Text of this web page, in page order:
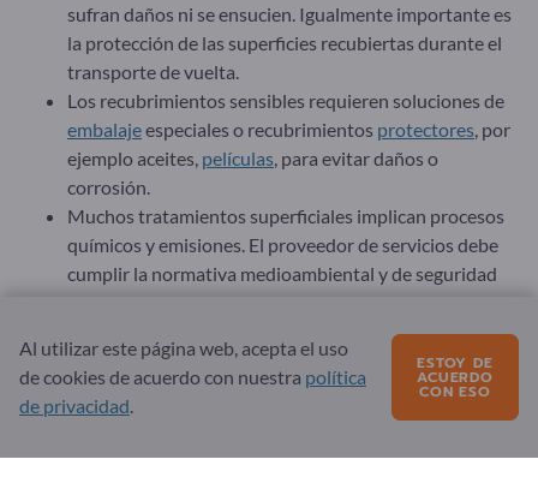
sufran daños ni se ensucien. Igualmente importante es
la protección de las superficies recubiertas durante el
transporte de vuelta.
Los recubrimientos sensibles requieren soluciones de
embalajeespeciales o recubrimientos protectores , por
ejemplo aceites, películas , para evitar daños o
corrosión.
Muchos tratamientos superficiales implican procesos
químicos y emisiones. El proveedor de servicios debe
cumplir la normativa medioambiental y de seguridad
Es posible que se apliquen restricciones legales
estrictas a determinados procesos, por ejemplo,
revestimientos de cromo (VI), por lo que deben
examinarse alternativas.
La puesta en servicio de un tratamiento de superficie no es
Al utilizar este página web, acepta el uso
de cookies de acuerdo con nuestra política
de privacidad.
ESTOY DE
ACUERDO
CON ESO